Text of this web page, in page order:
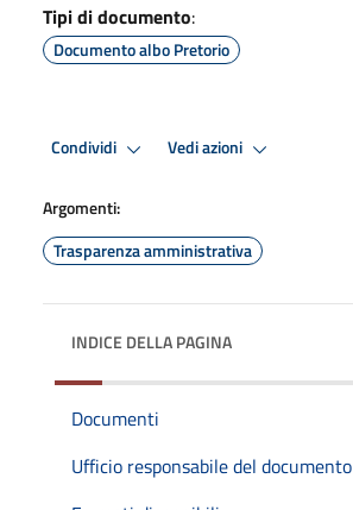
Tipi di documento:
Documento albo Pretorio
Condividi Vedi azioni
Argomenti:
Trasparenza amministrativa
INDICE DELLA PAGINA
Documenti
Ufficio responsabile del documento